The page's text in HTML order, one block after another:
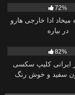
72%
ادا خارجی هارو
در بیاره
82%
ایرانی کلیپ سکسی
سفید و خوش رنگ